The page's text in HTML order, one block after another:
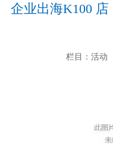
企业出海K100 店
栏目：活动